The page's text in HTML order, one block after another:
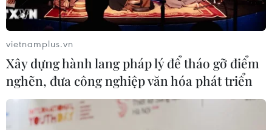
trái phép trên sông Hồng, với số tiền thu được lên đến
hàng tỷ đồng.
vietnamplus.vn
Xây dựng hành lang pháp lý để tháo gỡ điểm
nghẽn, đưa công nghiệp văn hóa phát triển